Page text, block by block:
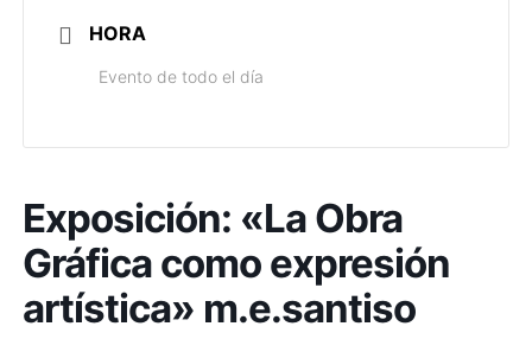
HORA
Evento de todo el día
Exposición: «La Obra
Gráfica como expresión
artística» m.e.santiso